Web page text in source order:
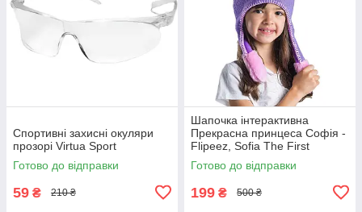
Спортивні захисні окуляри
прозорі Virtua Sport
Готово до відправки
59 ₴ 210 ₴
Шапочка інтерактивна
Прекрасна принцеса Софія -
Flipeez, Sofia The First
Готово до відправки
199 ₴ 500 ₴